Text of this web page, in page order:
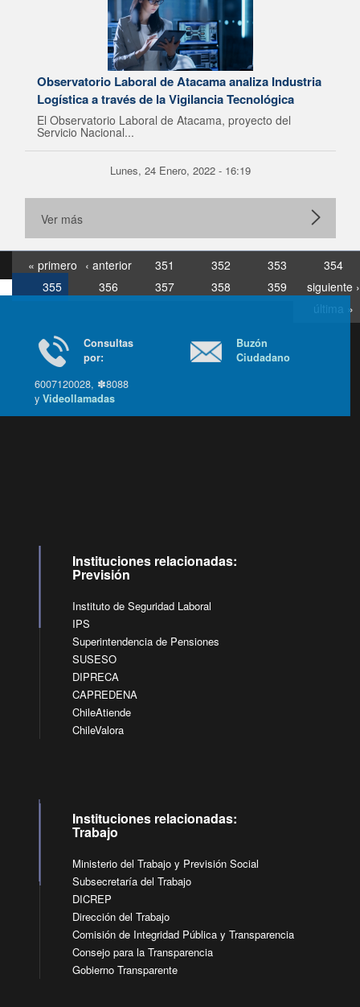
Observatorio Laboral de Atacama analiza Industria
Logística a través de la Vigilancia Tecnológica
El Observatorio Laboral de Atacama, proyecto del
Servicio Nacional...
Lunes, 24 Enero, 2022 - 16:19
Ver más
« primero ‹ anterior 351 352 353
354
355
356 357 358 359
siguiente ›
última »
Consultas
por:
6007120028, ✽8088
yVideollamadas
Buzón
Ciudadano
Instituciones relacionadas:
Previsión
Instituto de Seguridad Laboral
IPS
Superintendencia de Pensiones
SUSESO
DIPRECA
CAPREDENA
ChileAtiende
ChileValora
Instituciones relacionadas:
Trabajo
Ministerio del Trabajo y Previsión Social
Subsecretaría del Trabajo
DICREP
Dirección del Trabajo
Comisión de Integridad Pública y Transparencia
Consejo para la Transparencia
Gobierno Transparente